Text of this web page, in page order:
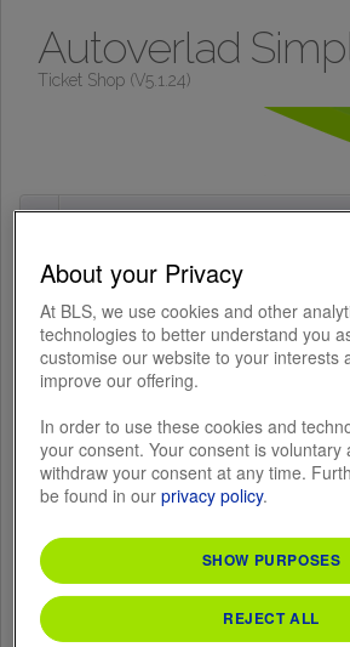
Autoverlad
Ticket Shop (V5.1.24)
FAQ billets en ligne
Vous trouverez ici les réponses aux
fréquemment posées à propos du Ticket
Contact
BLS AG
Autoverlad
CH-3001 Bern
Centre de voyages de Kandersteg
lundi – dimanche: 07:00-18:00 h
About your Privacy
At BLS, we use cookies and other
technologies to better understand you
customise our website to your interests
improve our offering.
In order to use these cookies and
your consent. Your consent is voluntary
withdraw your consent at any time.
be found in ourprivacy policy.
SHOW PURPOSES
REJECT ALL